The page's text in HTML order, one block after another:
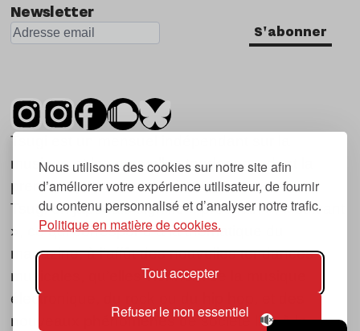
Nous utilisons des cookies sur notre site afin
d’améliorer votre expérience utilisateur, de fournir
du contenu personnalisé et d’analyser notre trafic.
Politique en matière de cookies.
Tout accepter
Refuser le non essentiel
Newsletter
S'abonner
Tsugi est un mensuel indépendant sur la
musique et les nouvelles tendances, dont la
première parution date de 2007.
Tsugi en japonais signifie « prochain », « suivant
», ce qui correspond à la thématique du
magazine, à l’affût des nouvelles tendances
musicales, qu’elles viennent de la musique
électronique, du rock ou du hip hop, et des
nouveaux phénomènes de société liés à la